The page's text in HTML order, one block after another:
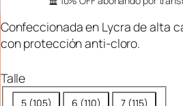
Confeccionada en Lycra de alta
con protección anti-cloro.
Talle
5 (105) 6 (110) 7 (115)